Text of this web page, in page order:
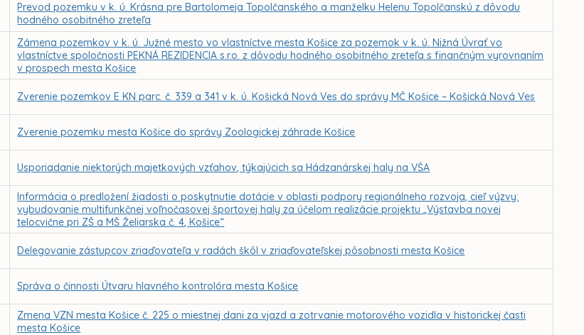
Prevod pozemku v k. ú. Krásna pre Bartolomeja Topolčanského a manželku Helenu Topolčanskú z dôvodu
hodného osobitného zreteľa
Zámena pozemkov v k. ú. Južné mesto vo vlastníctve mesta Košice za pozemok v k. ú. Nižná Úvrať vo
vlastníctve spoločnosti PEKNÁ REZIDENCIA s.r.o. z dôvodu hodného osobitného zreteľa s finančným vyrovnaním
v prospech mesta Košice
Zverenie pozemkov E KN parc. č. 339 a 341 v k. ú. Košická Nová Ves do správy MČ Košice – Košická Nová Ves
Zverenie pozemku mesta Košice do správy Zoologickej záhrade Košice
Usporiadanie niektorých majetkových vzťahov, týkajúcich sa Hádzanárskej haly na VŠA
Informácia o predložení žiadosti o poskytnutie dotácie v oblasti podpory regionálneho rozvoja, cieľ výzvy:
vybudovanie multifunkčnej voľnočasovej športovej haly za účelom realizácie projektu „Výstavba novej
telocvične pri ZŠ a MŠ Želiarska č. 4, Košice“
Delegovanie zástupcov zriaďovateľa v radách škôl v zriaďovateľskej pôsobnosti mesta Košice
Správa o činnosti Útvaru hlavného kontrolóra mesta Košice
Zmena VZN mesta Košice č. 225 o miestnej dani za vjazd a zotrvanie motorového vozidla v historickej časti
mesta Košice